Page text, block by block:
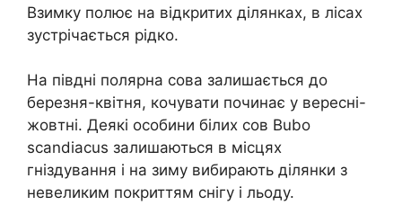
Взимку полює на відкритих ділянках, в лісах
зустрічається рідко.
На півдні полярна сова залишається до
березня-квітня, кочувати починає у вересні-
жовтні. Деякі особини білих сов Bubo
scandiacus залишаються в місцях
гніздування і на зиму вибирають ділянки з
невеликим покриттям снігу і льоду.